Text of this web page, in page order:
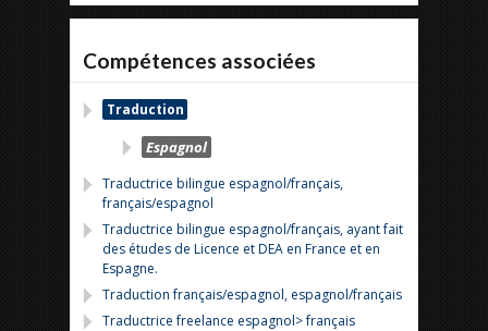
Compétences associées
Traduction
Espagnol
Traductrice bilingue espagnol/français,
français/espagnol
Traductrice bilingue espagnol/français, ayant fait
des études de Licence et DEA en France et en
Espagne.
Traduction français/espagnol, espagnol/français
Traductrice freelance espagnol> français